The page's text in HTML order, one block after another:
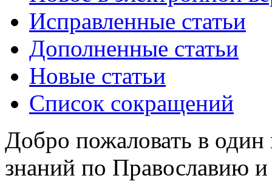
Исправленные статьи
Дополненные статьи
Новые статьи
Список сокращений
Добро пожаловать в
знаний по Православию